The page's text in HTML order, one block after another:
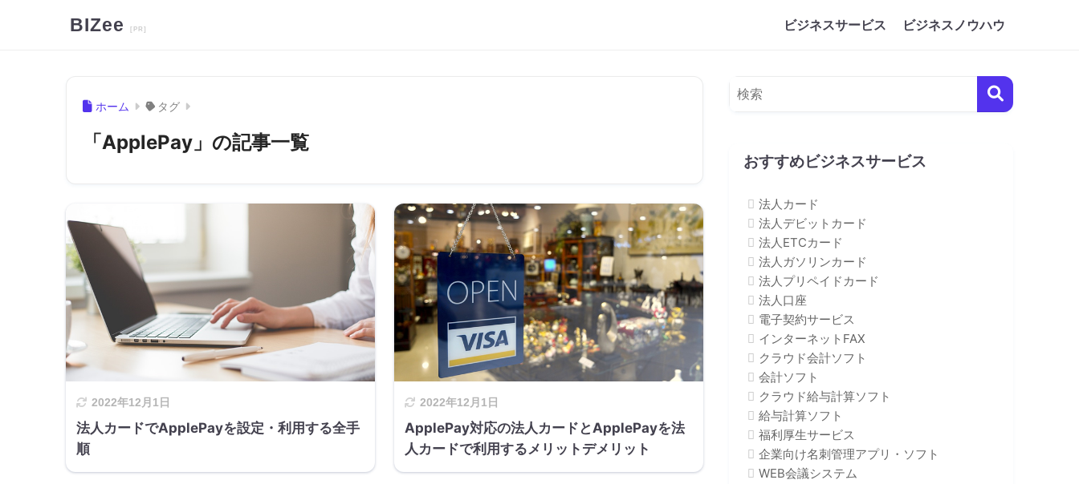
BIZee ビジネスサービス ビジネスノウハウ
ホーム タグ
「ApplePay」の記事一覧
2022年12月1日
法人カードでApplePayを設定・利用する全手
順
2022年12月1日
ApplePay対応の法人カードとApplePayを法
人カードで利用するメリットデメリット
おすすめビジネスサービス
法人カード
法人デビットカード
法人ETCカード
法人ガソリンカード
法人プリペイドカード
法人口座
電子契約サービス
インターネットFAX
クラウド会計ソフト
会計ソフト
クラウド給与計算ソフト
給与計算ソフト
福利厚生サービス
企業向け名刺管理アプリ・ソフト
WEB会議システム